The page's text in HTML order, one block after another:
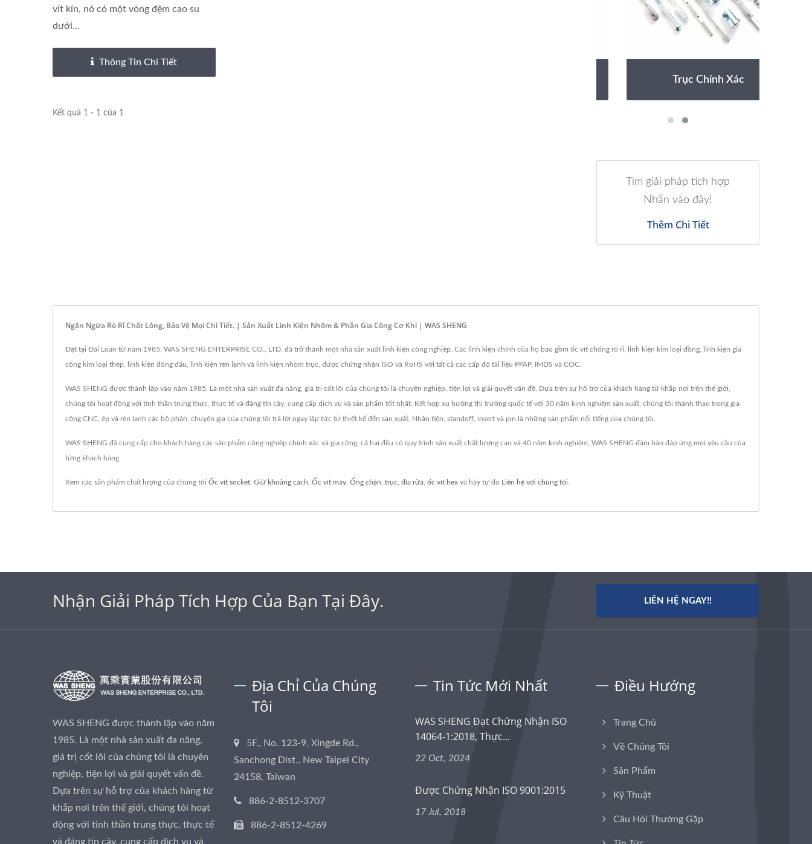
vít kín, nó có một vòng đệm cao su
dưới...
Thông Tin Chi Tiết
Kết quả 1 - 1 của 1
Đồ Đồng Chèn Trục Chính Xác
Tìm giải pháp tích hợp
Nhấn vào đây!
Thêm Chi Tiết
Ngăn Ngừa Rò Rỉ Chất Lỏng, Bảo Vệ Mọi Chi Tiết. | Sản Xuất Linh Kiện Nhôm & Phần Gia Công Cơ Khí | WAS SHENG
Đặt tại Đài Loan từ năm 1985, WAS SHENG ENTERPRISE CO., LTD. đã trở thành một nhà sản xuất linh kiện công nghiệp. Các linh kiện chính của họ bao gồm ốc vít chống rò rỉ, linh kiện kim loại đồng, linh kiện gia
công kim loại thép, linh kiện đóng dấu, linh kiện rèn lạnh và linh kiện nhôm trục, được chứng nhận ISO và RoHS với tất cả các cấp độ tài liệu PPAP, IMDS và COC.
WAS SHENG được thành lập vào năm 1985. Là một nhà sản xuất đa năng, giá trị cốt lõi của chúng tôi là chuyên nghiệp, tiện lợi và giải quyết vấn đề. Dựa trên sự hỗ trợ của khách hàng từ khắp nơi trên thế giới,
chúng tôi hoạt động với tinh thần trung thực, thực tế và đáng tin cậy, cung cấp dịch vụ và sản phẩm tốt nhất. Kết hợp xu hướng thị trường quốc tế với 30 năm kinh nghiệm sản xuất, chúng tôi thành thạo trong gia
công CNC, ép và rèn lạnh các bộ phận, chuyên gia của chúng tôi trả lời ngay lập tức từ thiết kế đến sản xuất. Nhân tiện, standoff, insert và pin là những sản phẩm nổi tiếng của chúng tôi.
WAS SHENG đã cung cấp cho khách hàng các sản phẩm công nghiệp chính xác và gia công, cả hai đều có quy trình sản xuất chất lượng cao và 40 năm kinh nghiệm, WAS SHENG đảm bảo đáp ứng mọi yêu cầu của
từng khách hàng.
Xem các sản phẩm chất lượng của chúng tôi Ốc vít socket Giữ khoảng cách Ốc vít máy Ống chặn trục đĩa rửa ốc vít hex và hãy tự do Liên hệ với chúng tôi
Nhận Giải Pháp Tích Hợp Của Bạn Tại Đây. LIÊN HỆ NGAY!!
WAS SHENG được thành lập vào năm
1985. Là một nhà sản xuất đa năng,
giá trị cốt lõi của chúng tôi là chuyên
nghiệp, tiện lợi và giải quyết vấn đề.
Dựa trên sự hỗ trợ của khách hàng từ
khắp nơi trên thế giới, chúng tôi hoạt
động với tinh thần trung thực, thực tế
và đáng tin cậy, cung cấp dịch vụ và
Địa Chỉ Của Chúng
Tôi
5F., No. 123-9, Xingde Rd.,
Sanchong Dist., New Taipei City
24158, Taiwan
886-2-8512-3707
886-2-8512-4269
Tin Tức Mới Nhất
WAS SHENG Đạt Chứng Nhận ISO
14064-1:2018, Thực...
22 Oct, 2024
Được Chứng Nhận ISO 9001:2015
17 Jul, 2018
Điều Hướng
Trang Chủ
Về Chúng Tôi
Sản Phẩm
Kỹ Thuật
Câu Hỏi Thường Gặp